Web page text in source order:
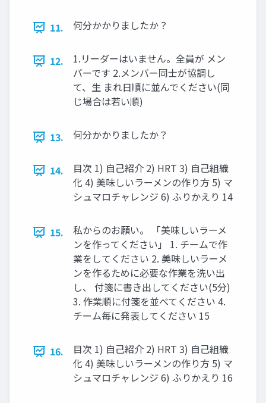
11. 何分かかりましたか？
12.
1.リーダーはいません。全員が メン
バーです 2.メンバー同士が協調し
て、生 まれ日順に並んでください(同
じ場合は若い順)
13. 何分かかりましたか？
14.
目次 1) 自己紹介 2) HRT 3) 自己組織
化 4) 美味しいラーメンの作り方 5) マ
シュマロチャレンジ 6) ふりかえり 14
15.
私からのお願い。 「美味しいラーメ
ンを作ってください」 1. チームで作
業をしてください 2. 美味しいラーメ
ンを作るために必要な作業を洗い出
し、 付箋に書き出してください(5分)
3. 作業順に付箋を並べてください 4.
チーム毎に発表してください 15
16.
目次 1) 自己紹介 2) HRT 3) 自己組織
化 4) 美味しいラーメンの作り方 5) マ
シュマロチャレンジ 6) ふりかえり 16